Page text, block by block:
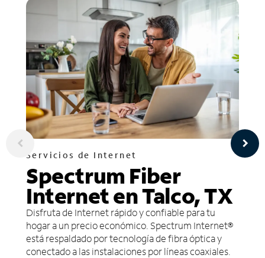
Servicios de Internet
Spectrum Fiber
Internet en Talco, TX
Disfruta de Internet rápido y confiable para tu
hogar a un precio económico. Spectrum Internet®
está respaldado por tecnología de fibra óptica y
conectado a las instalaciones por líneas coaxiales.